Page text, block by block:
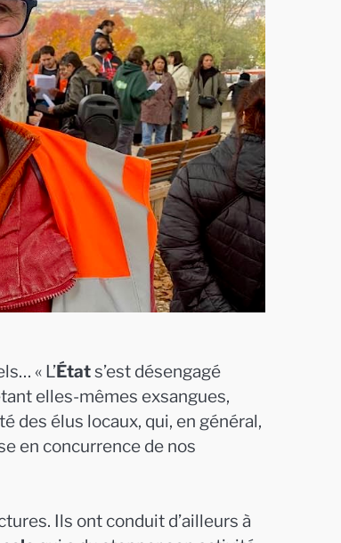
« L’États’est désengagé
elles-mêmes exsangues,
des élus locaux, qui, en général,
en concurrence de nos
Ils ont conduit d’ailleurs à